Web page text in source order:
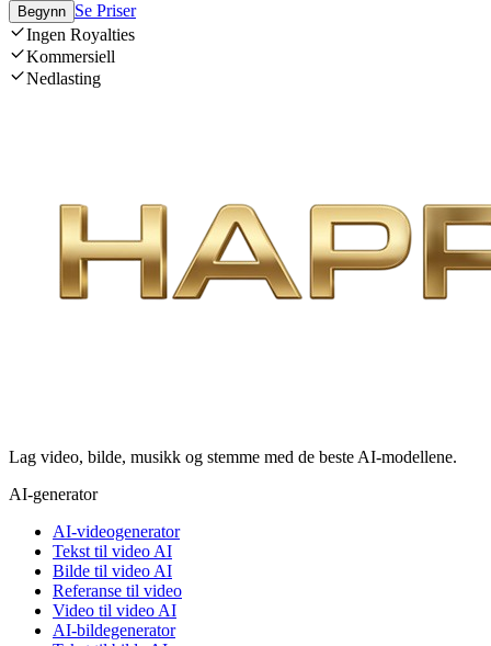
Begynn Se Priser
Ingen Royalties
Kommersiell
Nedlasting
Lag video, bilde, musikk og stemme med de beste AI-modellene.
AI-generator
AI-videogenerator
Tekst til video AI
Bilde til video AI
Referanse til video
Video til video AI
AI-bildegenerator